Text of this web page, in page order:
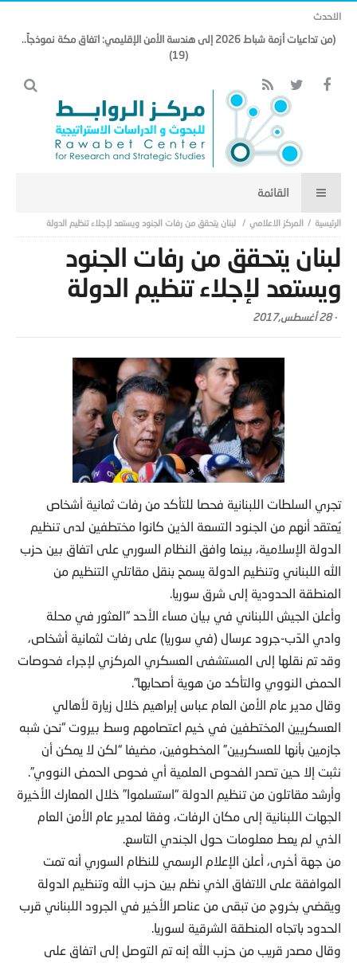
الاحدث
(من تداعيات أزمة شباط 2026 إلى هندسة الأمن الإقليمي: اتفاق مكة نموذجاً..
(19)
المركز الاعلامي لبنان يتحقق من رفات الجنود ويستعد لإجلاء تنظيم الدولة
لبنان يتحقق من رفات الجنود
ويستعد لإجلاء تنظيم الدولة
-28 أغسطس,2017
تجري السلطات اللبنانية فحصا للتأكد من رفات ثمانية أشخاص
يُعتقد أنهم من الجنود التسعة الذين كانوا مختطفين لدى تنظيم
الدولة الإسلامية، بينما وافق النظام السوري على اتفاق بين حزب
الله اللبناني وتنظيم الدولة يسمح بنقل مقاتلي التنظيم من
المنطقة الحدودية إلى شرق سوريا.
وأعلن الجيش اللبناني في بيان مساء الأحد “العثور في محلة
وادي الدّب-جرود عرسال (في سوريا) على رفات لثمانية أشخاص،
وقد تم نقلها إلى المستشفى العسكري المركزي لإجراء فحوصات
الحمض النووي والتأكد من هوية أصحابها”.
وقال مدير عام الأمن العام عباس إبراهيم خلال زيارة لأهالي
العسكريين المختطفين في خيم اعتصامهم وسط بيروت “نحن شبه
جازمين بأنها للعسكريين” المخطوفين، مضيفا “لكن لا يمكن أن
نثبت إلا حين تصدر الفحوص العلمية أي فحوص الحمض النووي”.
وأرشد مقاتلون من تنظيم الدولة “استسلموا” خلال المعارك الأخيرة
الجهات اللبنانية إلى مكان الرفات، وفقا لمدير عام الأمن العام
الذي لم يعط معلومات حول الجندي التاسع.
من جهة أخرى، أعلن الإعلام الرسمي للنظام السوري أنه تمت
الموافقة على الاتفاق الذي نظم بين حزب الله وتنظيم الدولة
ويقضي بخروج من تبقى من عناصر الأخير في الجرود اللبناني قرب
الحدود باتجاه المنطقة الشرقية لسوريا.
وقال مصدر قريب من حزب الله إنه تم التوصل إلى اتفاق على